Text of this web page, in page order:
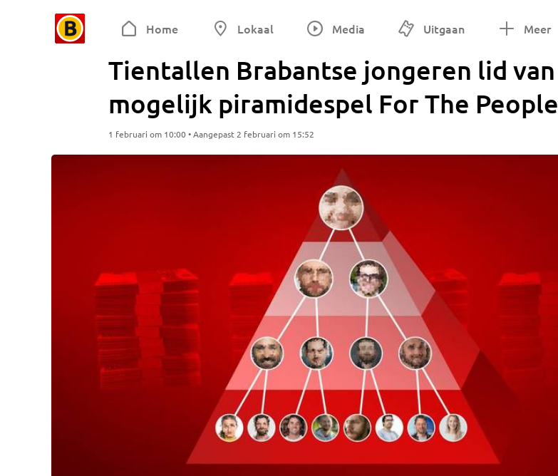
Home Lokaal Media Uitgaan Meer
Tientallen Brabantse jongeren lid van
mogelijk piramidespel For The People
1 februari om 10:00 • Aangepast 2 februari om 15:52